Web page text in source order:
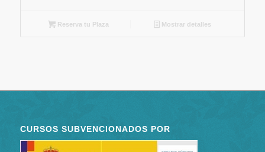
Reserva tu Plaza Mostrar detalles
CURSOS SUBVENCIONADOS POR